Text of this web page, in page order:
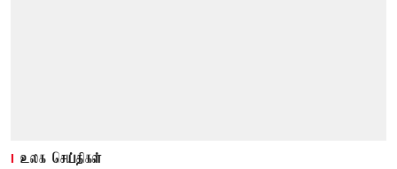
உலக செய்திகள்